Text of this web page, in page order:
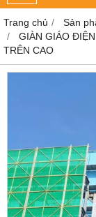
Trang chủ Sản
GIÀN GIÁO
TRÊN CAO